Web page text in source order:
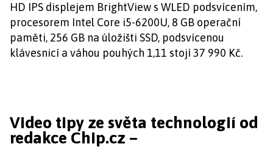
HD IPS displejem BrightView s WLED podsvícením,
procesorem Intel Core i5-6200U, 8 GB operační
paměti, 256 GB na úložišti SSD, podsvícenou
klávesnicí a váhou pouhých 1,11 stojí 37 990 Kč.
Video tipy ze světa technologií od
redakce Chip.cz –